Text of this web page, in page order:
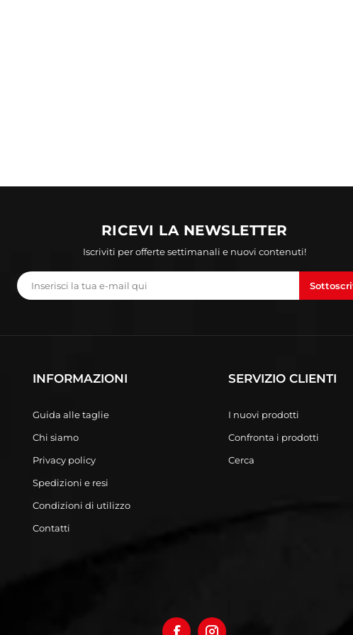
RICEVI LA NEWSLETTER
Iscriviti per offerte settimanali e nuovi contenuti!
INFORMAZIONI
Guida alle taglie
Chi siamo
Privacy policy
Spedizioni e resi
Condizioni di utilizzo
Contatti
SERVIZIO CLIENTI
I nuovi prodotti
Confronta i prodotti
Cerca